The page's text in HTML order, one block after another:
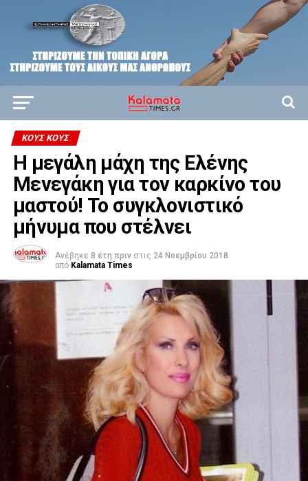
ΚΟΥΣ ΚΟΥΣ
Η μεγάλη μάχη της Ελένης
Μενεγάκη για τον καρκίνο του
μαστού! Το συγκλονιστικό
μήνυμα που στέλνει
Ανέβηκε 8 έτη πριν στις 24 Νοεμβρίου 2018
από Kalamata Times